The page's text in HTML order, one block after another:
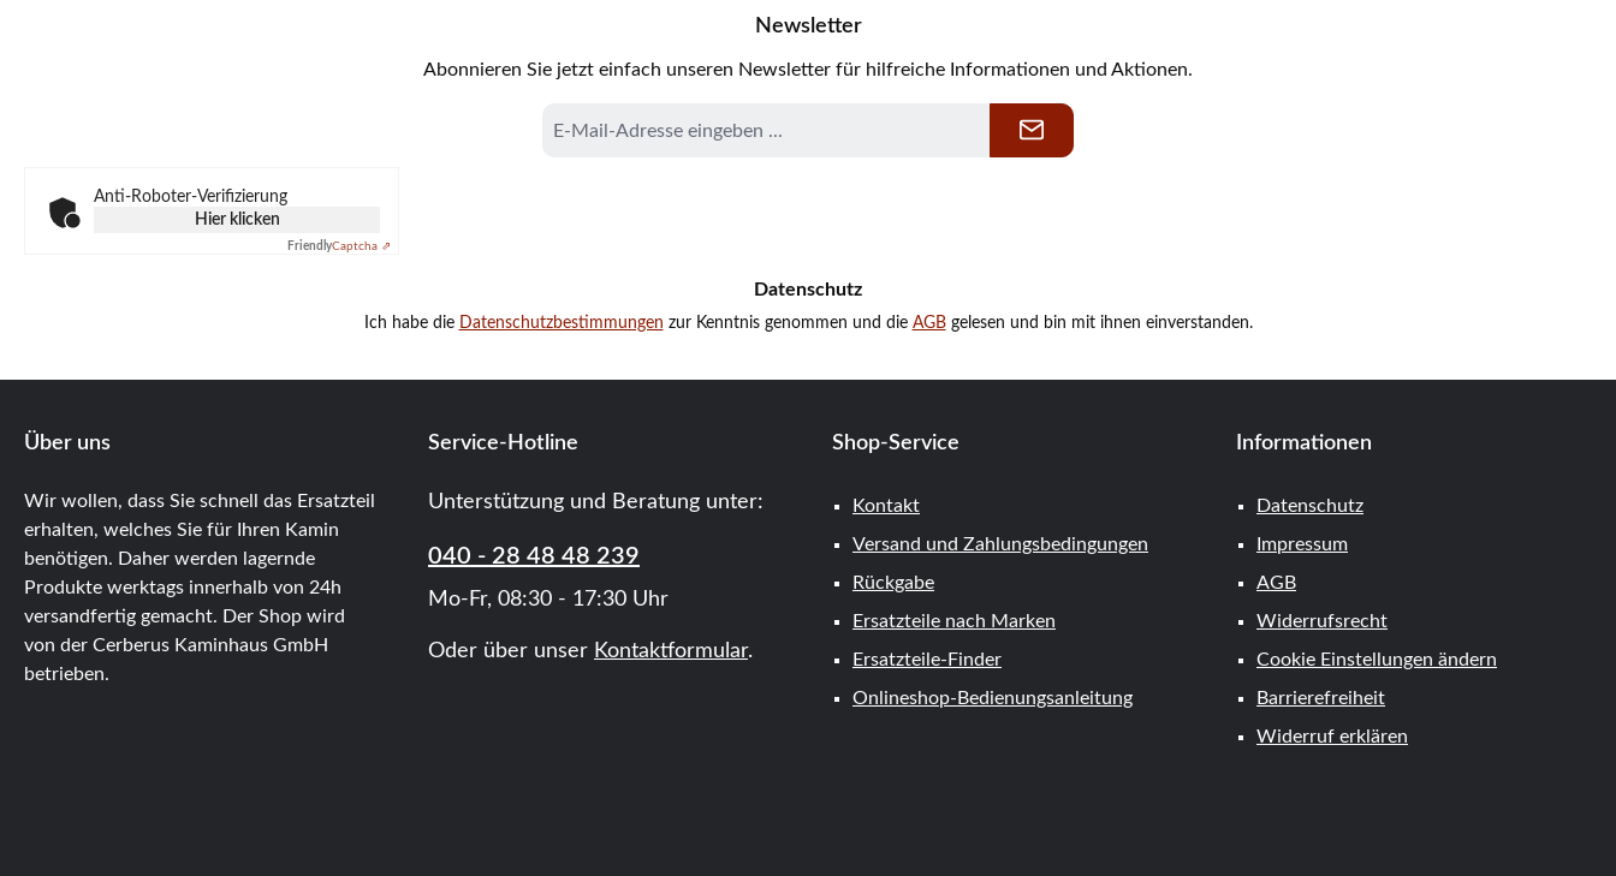
Newsletter
Abonnieren Sie jetzt einfach unseren Newsletter für hilfreiche Informationen und Aktionen.
Mail-
Anti-Roboter-Verifizierung
Hier klicken
FriendlyCaptcha ⇗
Datenschutz
Ich habe die Datenschutzbestimmungen zur Kenntnis genommen und die AGBgelesen und bin mit ihnen einverstanden.
Über uns
Wir wollen, dass Sie schnell das Ersatzteil
erhalten, welches Sie für Ihren Kamin
benötigen. Daher werden lagernde
Produkte werktags innerhalb von 24h
versandfertig gemacht. Der Shop wird
von der Cerberus Kaminhaus GmbH
betrieben.
Service-Hotline
Unterstützung und Beratung unter:
040 - 28 48 48 239
Mo-Fr, 08:30 - 17:30 Uhr
Oder über unser Kontaktformular.
Shop-Service
Kontakt
Versand und Zahlungsbedingungen
Rückgabe
Ersatzteile nach Marken
Ersatzteile-Finder
Onlineshop-Bedienungsanleitung
Informationen
Datenschutz
Impressum
AGB
Widerrufsrecht
Cookie Einstellungen ändern
Barrierefreiheit
Widerruf erklären